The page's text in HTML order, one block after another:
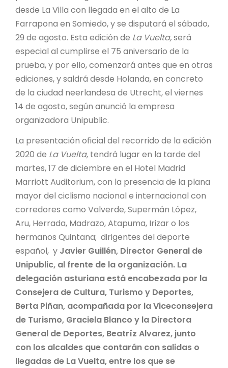
desde La Villa con llegada en el alto de La
Farrapona en Somiedo, y se disputará el sábado,
29 de agosto. Esta edición de La Vuelta,será
especial al cumplirse el 75 aniversario de la
prueba, y por ello, comenzará antes que en otras
ediciones, y saldrá desde Holanda, en concreto
de la ciudad neerlandesa de Utrecht, el viernes
14 de agosto, según anunció la empresa
organizadora Unipublic.
La presentación oficial del recorrido de la edición
2020 de La Vuelta, tendrá lugar en la tarde del
martes, 17 de diciembre en el Hotel Madrid
Marriott Auditorium, con la presencia de la plana
mayor del ciclismo nacional e internacional con
corredores como Valverde, Supermán López,
Aru, Herrada, Madrazo, Atapuma, Irizar o los
hermanos Quintana; dirigentes del deporte
español, y Javier Guillén, Director General de
Unipublic, al frente de la organización. La
delegación asturiana está encabezada por la
Consejera de Cultura, Turismo y Deportes,
Berta Piñan, acompañada por la Viceconsejera
de Turismo, Graciela Blanco y la Directora
General de Deportes, Beatríz Alvarez, junto
con los alcaldes que contarán con salidas o
llegadas de La Vuelta, entre los que se